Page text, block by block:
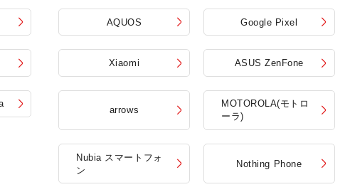
AQUOS Google Pixel
Xiaomi ASUS ZenFone
arrows
MOTOROLA(モトロ
ーラ)
Nubia スマートフォ
ン
Nothing Phone